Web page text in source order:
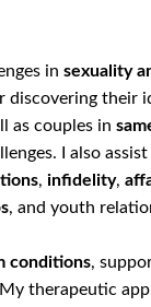
in sexuality
their
as couples in
I also
, infidelity,
, and youth
conditions,
therapeutic